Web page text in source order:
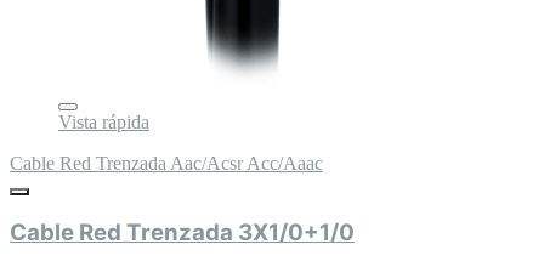
Vista rápida
Cable Red Trenzada Aac/Acsr Acc/Aaac
Cable Red Trenzada 3X1/0+1/0